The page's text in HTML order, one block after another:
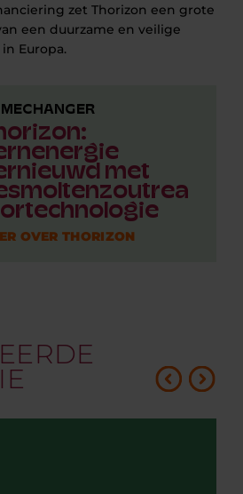
zet Thorizon een grote
een duurzame en veilige
Europa.
met
OVER THORIZON